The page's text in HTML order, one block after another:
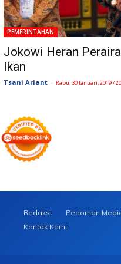
PEMERINTAHAN
Jokowi Heran
Ikan
Tsani Ariant - Rabu, 30 Januari, 2019 /
Redaksi Pedoman
Kontak Kami